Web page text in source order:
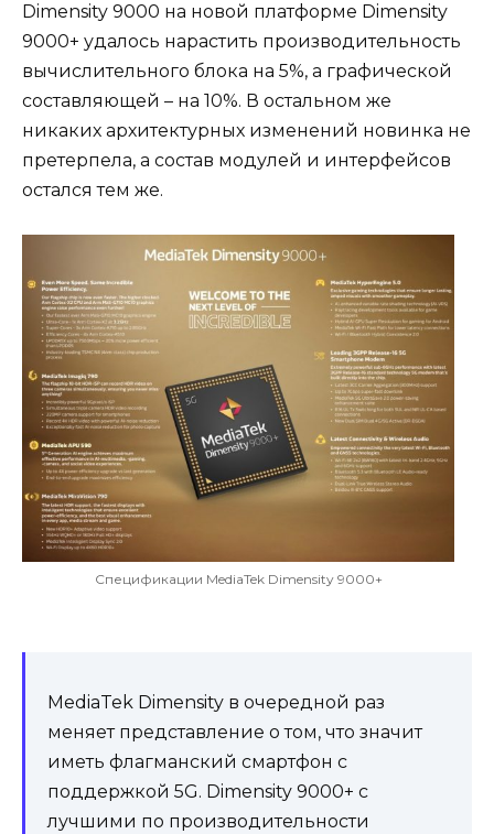
Dimensity 9000 на новой платформе Dimensity
9000+ удалось нарастить производительность
вычислительного блока на 5%, а графической
составляющей – на 10%. В остальном же
никаких архитектурных изменений новинка не
претерпела, а состав модулей и интерфейсов
остался тем же.
Спецификации MediaTek Dimensity 9000+
MediaTek Dimensity в очередной раз
меняет представление о том, что значит
иметь флагманский смартфон с
поддержкой 5G. Dimensity 9000+ с
лучшими по производительности